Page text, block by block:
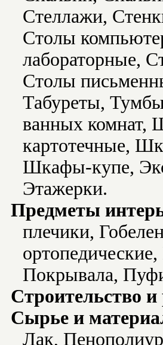
Стеллажи,
Столы
лабораторные,
Столы
Табуреты,
ванных
картотечные,
Шкафы-купе,
Этажерки.
Предметы
плечики,
Покрывала,
Строительство
Сырье и
Лак,